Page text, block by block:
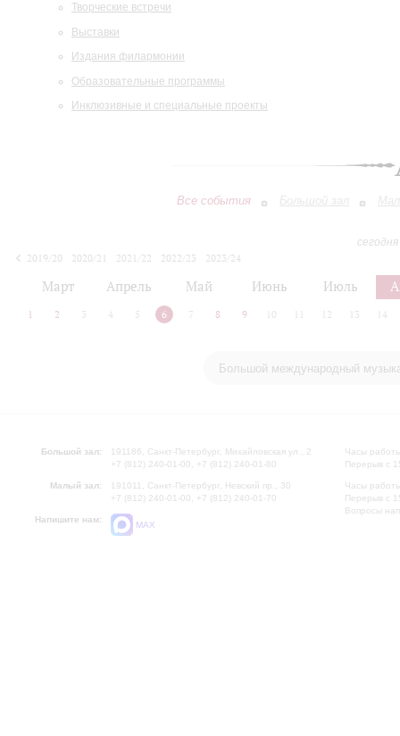
Творческие встречи
Выставки
Издания филармонии
Образовательные программы
Инклюзивные и специальные проекты
Все события Большой зал
2019/20
2020/21 2021/22 2022/23
2023/24
Март Апрель Май Июнь Июль
1 2 3 4 5 6 7 8 9 10 12 13 14
Большой международный
Большой зал:
191186, Санкт-Петербург, Михайловская ул., 2
+7 (812) 240-01-00, +7 (812) 240-01-80
Малый зал:
191011, Санкт-Петербург, Невский пр., 30
+7 (812) 240-01-00, +7 (812) 240-01-70
Напишите нам:
MAX
Часы
Перерыв с
Часы
Перерыв с
Вопросы